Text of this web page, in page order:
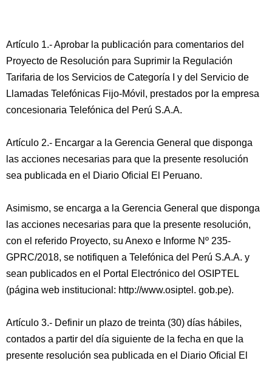
Artículo 1.- Aprobar la publicación para comentarios del
Proyecto de Resolución para Suprimir la Regulación
Tarifaria de los Servicios de Categoría I y del Servicio de
Llamadas Telefónicas Fijo-Móvil, prestados por la empresa
concesionaria Telefónica del Perú S.A.A.
Artículo 2.- Encargar a la Gerencia General que disponga
las acciones necesarias para que la presente resolución
sea publicada en el Diario Oficial El Peruano.
Asimismo, se encarga a la Gerencia General que disponga
las acciones necesarias para que la presente resolución,
con el referido Proyecto, su Anexo e Informe Nº 235-
GPRC/2018, se notifiquen a Telefónica del Perú S.A.A. y
sean publicados en el Portal Electrónico del OSIPTEL
(página web institucional: http://www.osiptel. gob.pe).
Artículo 3.- Definir un plazo de treinta (30) días hábiles,
contados a partir del día siguiente de la fecha en que la
presente resolución sea publicada en el Diario Oficial El